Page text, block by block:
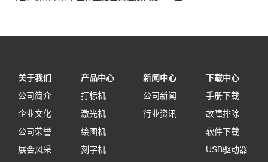
关于我们
公司简介
企业文化
公司荣誉
展会风采
产品中心
打标机
激光机
绘图机
刻字机
新闻中心
公司新闻
行业资讯
下载中心
手册下载
故障排除
软件下载
USB驱动器